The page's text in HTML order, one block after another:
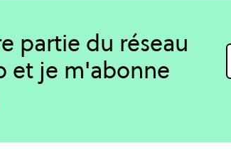
partie du réseau
et je m'abonne